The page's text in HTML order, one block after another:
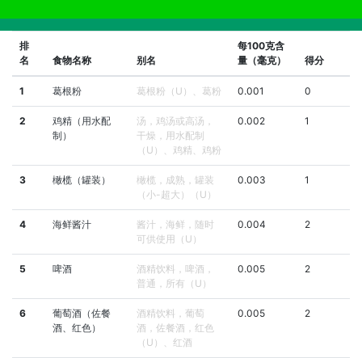
排
名
食物名称 别名
每100克含
量（毫克）
得分
1 葛根粉 葛根粉（U）、葛粉 0.001 0
2
鸡精（用水配
制）
汤，鸡汤或高汤，
干燥，用水配制
（U）、鸡精、鸡粉
0.002 1
3 橄榄（罐装）
橄榄，成熟，罐装
（小-超大）（U）
0.003 1
4 海鲜酱汁
酱汁，海鲜，随时
可供使用（U）
0.004 2
5 啤酒
酒精饮料，啤酒，
普通，所有（U）
0.005 2
6
葡萄酒（佐餐
酒、红色）
酒精饮料，葡萄
酒，佐餐酒，红色
（U）、红酒
0.005 2